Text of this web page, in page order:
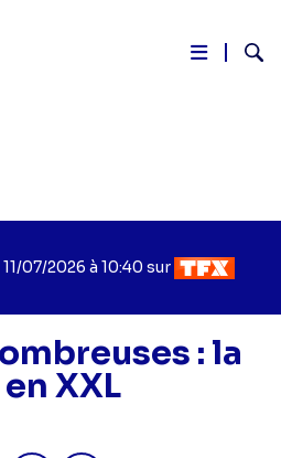
07/2026 à 10:40 sur
: la
XXL